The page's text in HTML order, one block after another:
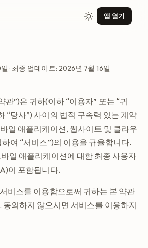
앱 열기
· 최종 업데이트: 2026년 7월 16일
관”)은 귀하(이하 “이용자” 또는 “귀
“당사”) 사이의 법적 구속력 있는 계약
일 애플리케이션, 웹사이트 및 클라우
여 “서비스”)의 이용을 규율합니다.
일 애플리케이션에 대한 최종 사용자
이 포함됩니다.
비스를 이용함으로써 귀하는 본 약관
동의하지 않으시면 서비스를 이용하지